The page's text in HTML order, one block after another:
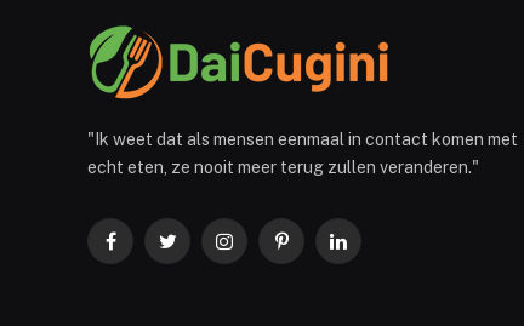
"Ik weet dat als mensen eenmaal in contact komen met
echt eten, ze nooit meer terug zullen veranderen."
FacebookTwitterInstagramPinterestLinkedIn